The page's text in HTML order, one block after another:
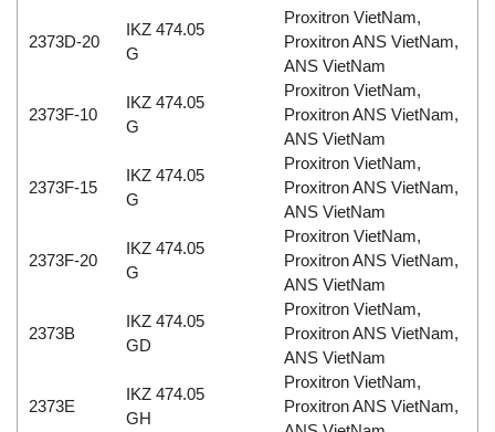
2373D-20
IKZ 474.05
G
Proxitron VietNam,
Proxitron ANS VietNam,
ANS VietNam
2373F-10
IKZ 474.05
G
Proxitron VietNam,
Proxitron ANS VietNam,
ANS VietNam
2373F-15
IKZ 474.05
G
Proxitron VietNam,
Proxitron ANS VietNam,
ANS VietNam
2373F-20
IKZ 474.05
G
Proxitron VietNam,
Proxitron ANS VietNam,
ANS VietNam
2373B
IKZ 474.05
GD
Proxitron VietNam,
Proxitron ANS VietNam,
ANS VietNam
2373E
IKZ 474.05
GH
Proxitron VietNam,
Proxitron ANS VietNam,